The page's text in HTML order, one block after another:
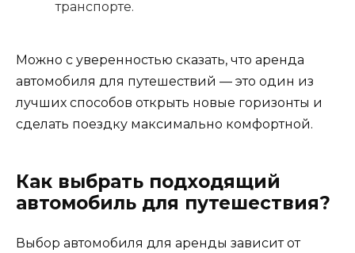
транспорте.
Можно с уверенностью сказать, что аренда
автомобиля для путешествий — это один из
лучших способов открыть новые горизонты и
сделать поездку максимально комфортной.
Как выбрать подходящий
автомобиль для путешествия?
Выбор автомобиля для аренды зависит от